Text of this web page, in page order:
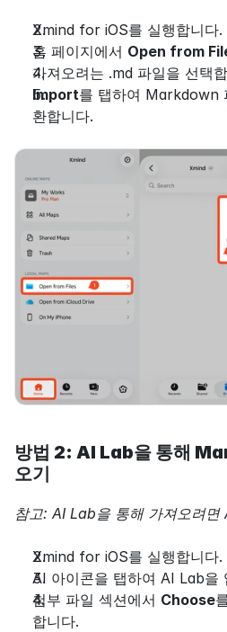
Xmind for iOS를 실행합니다.
홈 페이지에서 Open from
가져오려는 .md 파일을 선택
Import를 탭하여 Markdown
환합니다.
방법 2: AI Lab을 통해
오기
참고: AI Lab을 통해 가져오려면
Xmind for iOS를 실행합니다.
AI 아이콘을 탭하여 AI Lab을
첨부 파일 섹션에서 Choose
합니다.